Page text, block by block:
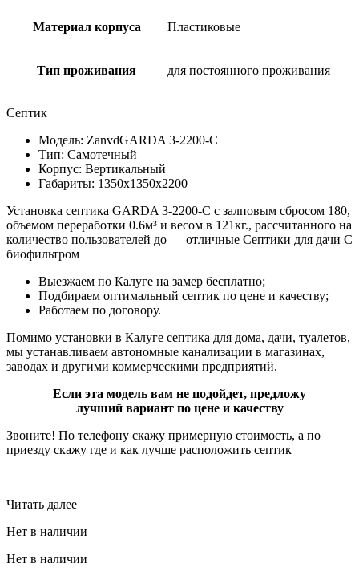
Материал корпуса Пластиковые
Тип проживания для постоянного проживания
Септик
Модель: ZanvdGARDA 3-2200-C
Тип: Самотечный
Корпус: Вертикальный
Габариты: 1350х1350х2200
Установка септика GARDA 3-2200-C с залповым сбросом 180,
объемом переработки 0.6м³ и весом в 121кг., рассчитанного на
количество пользователей до — отличные Септики для дачи С
биофильтром
Выезжаем по Калуге на замер бесплатно;
Подбираем оптимальный септик по цене и качеству;
Работаем по договору.
Помимо установки в Калуге септика для дома, дачи, туалетов,
мы устанавливаем автономные канализации в магазинах,
заводах и другими коммерческими предприятий.
Если эта модель вам не подойдет, предложу
лучший вариант по цене и качеству
Звоните! По телефону скажу примерную стоимость, а по
приезду скажу где и как лучше расположить септик
Читать далее
Нет в наличии
Нет в наличии